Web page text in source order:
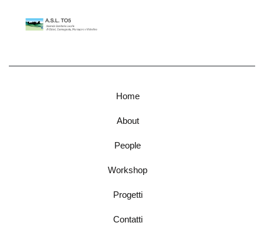
Home
About
People
Workshop
Progetti
Contatti